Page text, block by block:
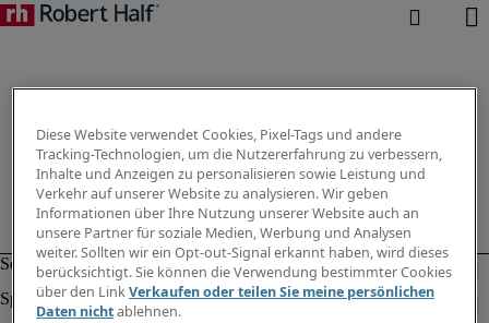
Diese Website verwendet Cookies, Pixel-Tags und andere
Tracking-Technologien, um die Nutzererfahrung zu verbessern,
Inhalte und Anzeigen zu personalisieren sowie Leistung und
Verkehr auf unserer Website zu analysieren. Wir geben
Informationen über Ihre Nutzung unserer Website auch an
unsere Partner für soziale Medien, Werbung und Analysen
weiter. Sollten wir ein Opt-out-Signal erkannt haben, wird dieses
berücksichtigt. Sie können die Verwendung bestimmter Cookies
über den LinkVerkaufen oder teilen Sie meine persönlichen
Daten nichtablehnen.